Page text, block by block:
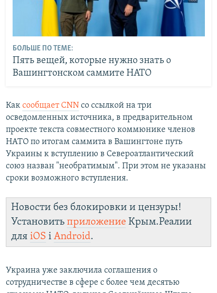
БОЛЬШЕ ПО ТЕМЕ:
Пять вещей, которые нужно знать о
Вашингтонском саммите НАТО
Как сообщает CNN со ссылкой на три
осведомленных источника, в предварительном
проекте текста совместного коммюнике членов
НАТО по итогам саммита в Вашингтоне путь
Украины к вступлению в Североатлантический
союз назван "необратимым". При этом не указаны
сроки возможного вступления.
Новости без блокировки и цензуры!
Установить приложение Крым.Реалии
для iOS і Android.
Украина уже заключила соглашения о
сотрудничестве в сфере с более чем десятью